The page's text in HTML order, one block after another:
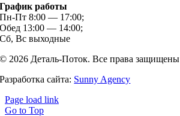
График работы
Пн-Пт 8:00 — 17:00;
Обед 13:00 — 14:00;
Сб, Вс выходные
© 2026 Деталь-Поток. Все права защищены
Разработка сайта: Sunny Agency
Page load link
Go to Top